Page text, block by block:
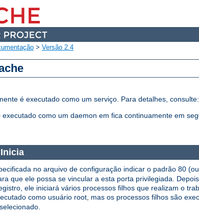
> Versão 2.4
é executado como um serviço. Para detalhes, consulte:
executado como um daemon em fica continuamente em
no arquivo de configuração indicar o padrão 80
que ele possa se vincular a esta porta privilegiada.
ele iniciará vários processos filhos que realizam o
como usuário root, mas os processos filhos são
selecionado.